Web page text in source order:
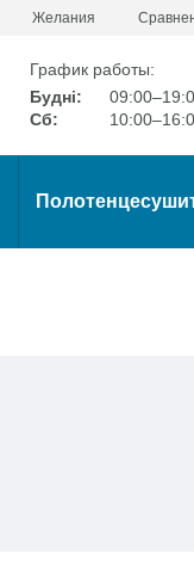
Желания
График работы:
Будні:
Сб: